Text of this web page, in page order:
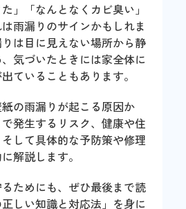
」「なんとなくカビ臭い」
雨漏りのサインかもしれま
は目に見えない場所から静
気づいたときには家全体に
ていることもあります。
の雨漏りが起こる原因か
発生するリスク、健康や住
して具体的な予防策や修理
解説します。
ためにも、ぜひ最後まで読
しい知識と対応法」を身に